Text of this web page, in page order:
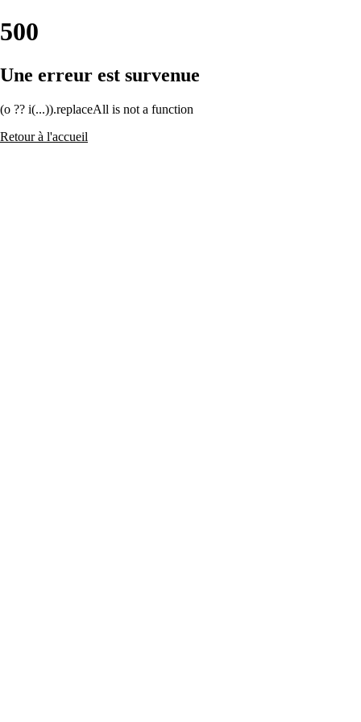
500
Une erreur est survenue
(o ?? i(...)).replaceAll is not a function
Retour à l'accueil